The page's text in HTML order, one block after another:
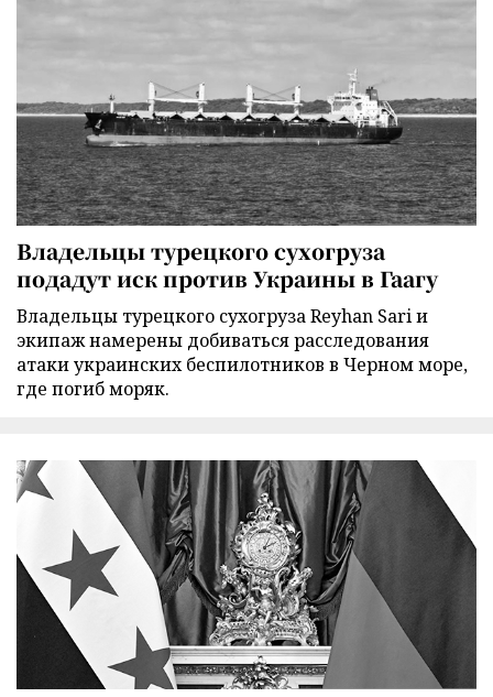
Владельцы турецкого сухогруза
подадут иск против Украины в Гаагу
Владельцы турецкого сухогруза Reyhan Sari и
экипаж намерены добиваться расследования
атаки украинских беспилотников в Черном море,
где погиб моряк.